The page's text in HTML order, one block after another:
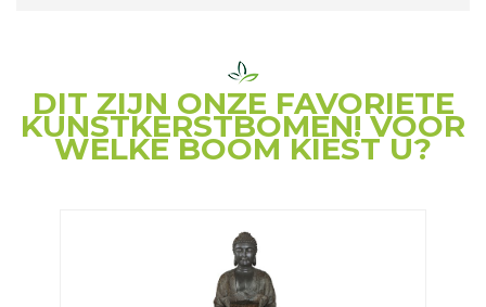
DIT ZIJN ONZE FAVORIETE
KUNSTKERSTBOMEN! VOOR
WELKE BOOM KIEST U?